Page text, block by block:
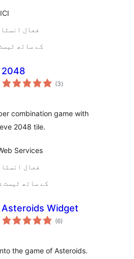
70+ فعال
7.0.3 کے ساتھ
2048
(3مجموعی
درجہ
)
combination game with
2048 tile.
Services
60+ فعال
3.9.40 کے ساتھ ٹیسٹ
Asteroids Widget
(6مجموعی
درجہ
)
the game of Asteroids.